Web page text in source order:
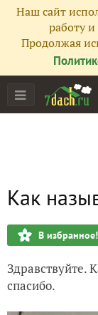
Наш сайт
работу
Продолжая
Как
В избранное!
Здравствуйте.
спасибо.